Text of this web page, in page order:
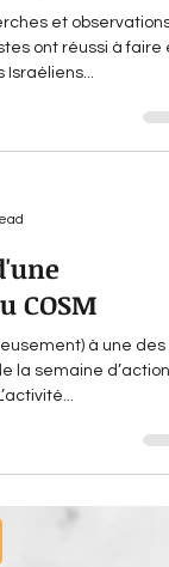
et observations,
ont réussi à faire
COSM
à une des
la semaine d’action